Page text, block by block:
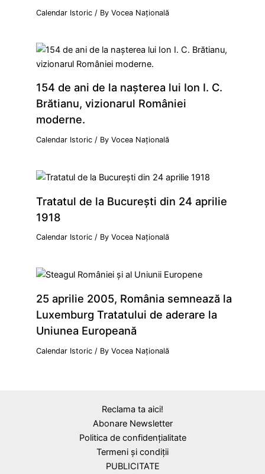
Calendar Istoric / ByVocea Națională
154 de ani de la naşterea lui Ion I. C.
Brătianu, vizionarul României
moderne.
Calendar Istoric / ByVocea Națională
Tratatul de la Bucureşti din 24 aprilie
1918
Calendar Istoric / ByVocea Națională
25 aprilie 2005, România semnează la
Luxemburg Tratatului de aderare la
Uniunea Europeană
Calendar Istoric / ByVocea Națională
Reclama ta aici!
Abonare Newsletter
Politica de confidențialitate
Termeni și condiții
PUBLICITATE